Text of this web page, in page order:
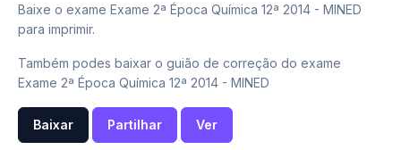
Baixe o exame Exame 2ª Época Química 12ª 2014 - MINED
para imprimir.
Também podes baixar o guião de correção do exame
Exame 2ª Época Química 12ª 2014 - MINED
Baixar Partilhar Ver